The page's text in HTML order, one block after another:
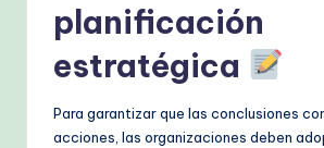
planificación
estratégica
Para garantizar que las conclusiones
acciones, las organizaciones deben